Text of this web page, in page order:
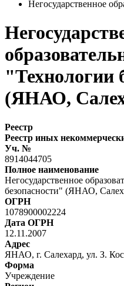
Негосударственное
"Технологии
(ЯНАО,
Реестр
Реестр иных
Уч. №
8914044705
Полное наименование
Негосударственное
безопасности" (ЯНАО,
ОГРН
1078900002224
Дата ОГРН
12.11.2007
Адрес
ЯНАО, г. Салехард, ул. З.
Форма
Учреждение